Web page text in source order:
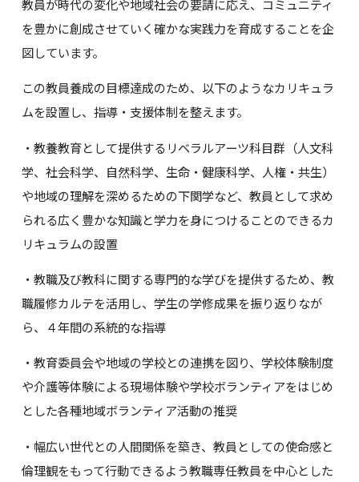
教員が時代の変化や地域社会の要請に応え、コミュニティ
を豊かに創成させていく確かな実践力を育成することを企
図しています。
この教員養成の目標達成のため、以下のようなカリキュラ
ムを設置し、指導・支援体制を整えます。
・教養教育として提供するリベラルアーツ科目群（人文科
学、社会科学、自然科学、生命・健康科学、人権・共生）
や地域の理解を深めるための下関学など、教員として求め
られる広く豊かな知識と学力を身につけることのできるカ
リキュラムの設置
・教職及び教科に関する専門的な学びを提供するため、教
職履修カルテを活用し、学生の学修成果を振り返りなが
ら、４年間の系統的な指導
・教育委員会や地域の学校との連携を図り、学校体験制度
や介護等体験による現場体験や学校ボランティアをはじめ
とした各種地域ボランティア活動の推奨
・幅広い世代との人間関係を築き、教員としての使命感と
倫理観をもって行動できるよう教職専任教員を中心とした